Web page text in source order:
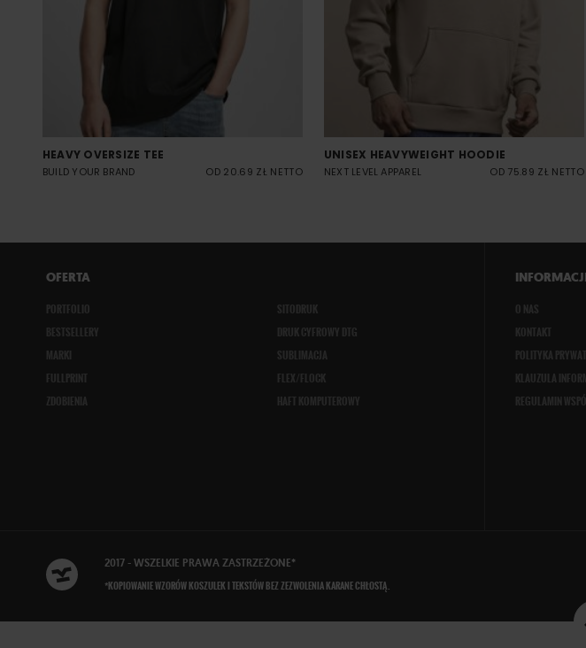
HEAVY OVERSIZE TEE
BUILD YOUR BRAND OD 20.69 ZŁ NETTO
UNISEX HEAVYWEIGHT HOODIE
NEXT LEVEL APPAREL OD 75.89 ZŁ NETTO
OFERTA
PORTFOLIO
BESTSELLERY
MARKI
FULLPRINT
ZDOBIENIA
SITODRUK
DRUK CYFROWY DTG
SUBLIMACJA
FLEX/FLOCK
HAFT KOMPUTEROWY
O NAS
KONTAKT
POLITYKA
KLAUZULA
REGULAMIN
2017 - WSZELKIE PRAWA ZASTRZEŻONE*
*KOPIOWANIE WZORÓW KOSZULEK I TEKSTÓW BEZ ZEZWOLENIA KARANE CHŁOSTĄ.